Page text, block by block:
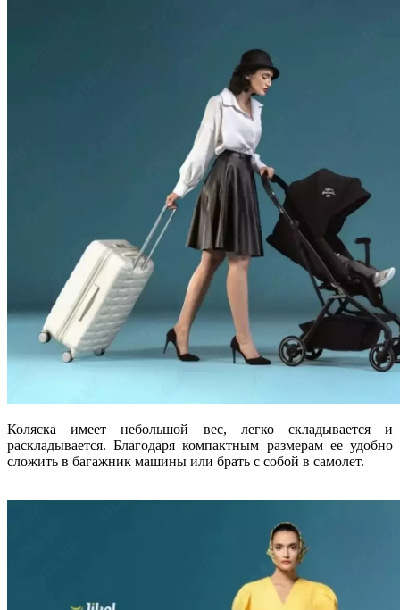
Коляска имеет небольшой вес, легко складывается и
раскладывается. Благодаря компактным размерам ее удобно
сложить в багажник машины или брать с собой в самолет.